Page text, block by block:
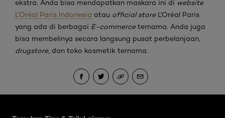
ekstra. Anda bisa mendapatkan maskara ini di website
L'Oréal Paris Indonesia atau official storeL'Oréal Paris
yang ada di berbagai E-commerceternama. Anda juga
bisa membelinya secara langsung pusat perbelanjaan,
drugstore, dan toko kosmetik ternama.